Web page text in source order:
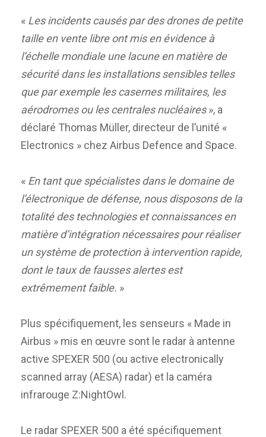
« Les incidents causés par des drones de petite
taille en vente libre ont mis en évidence à
l’échelle mondiale une lacune en matière de
sécurité dans les installations sensibles telles
que par exemple les casernes militaires, les
aérodromes ou les centrales nucléaires», a
déclaré Thomas Müller, directeur de l’unité «
Electronics » chez Airbus Defence and Space.
« En tant que spécialistes dans le domaine de
l’électronique de défense, nous disposons de la
totalité des technologies et connaissances en
matière d’intégration nécessaires pour réaliser
un système de protection à intervention rapide,
dont le taux de fausses alertes est
extrêmement faible. »
Plus spécifiquement, les senseurs « Made in
Airbus » mis en œuvre sont le radar à antenne
active SPEXER 500 (ou active electronically
scanned array (AESA) radar) et la caméra
infrarouge Z:NightOwl.
Le radar SPEXER 500 a été spécifiquement